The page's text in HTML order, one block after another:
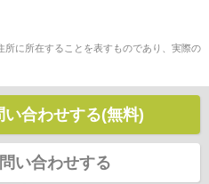
に所在することを表すものであり、実際の
い合わせする(無料)
い合わせする